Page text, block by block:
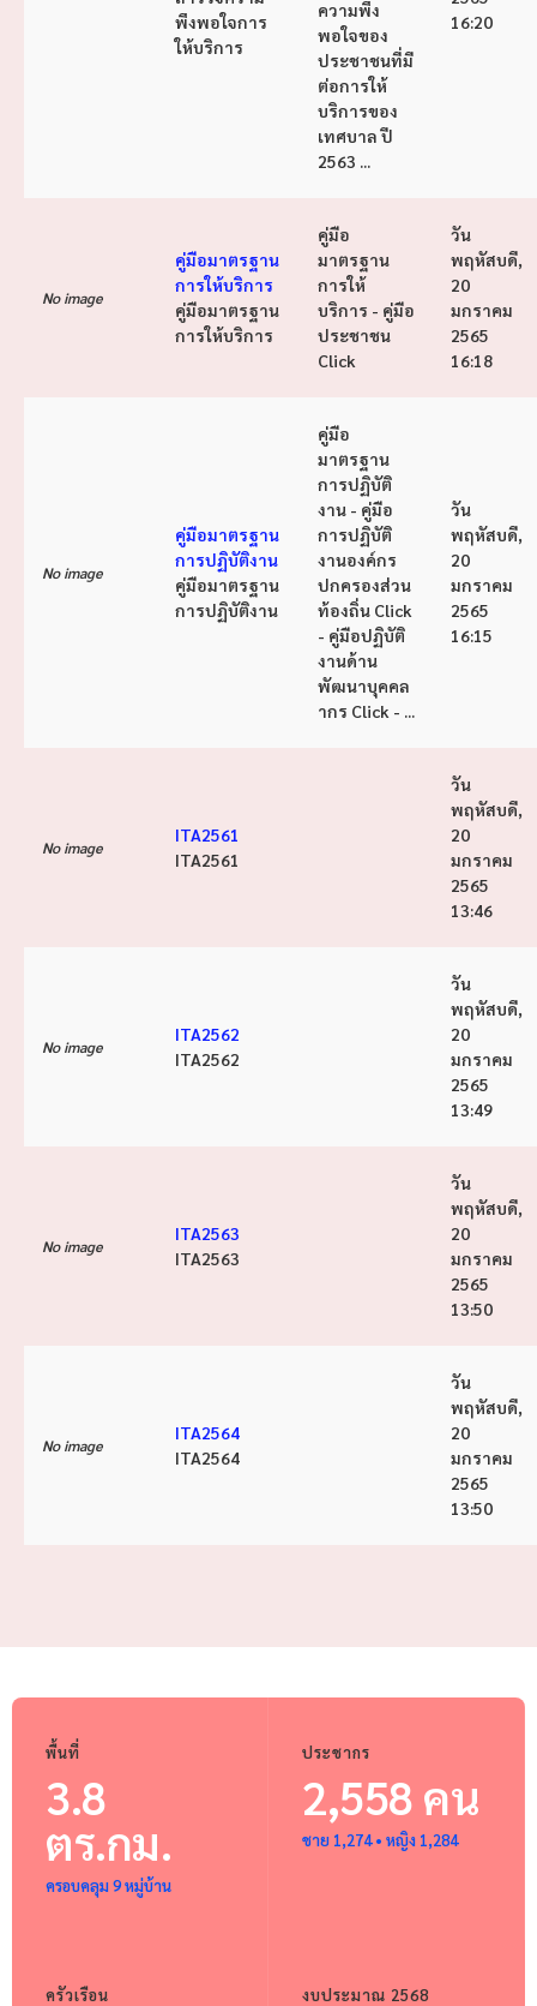
พึงพอใจการ
ให้บริการ
ความพึง
พอใจของ
ประชาชนที่มี
ต่อการให้
บริการของ
เทศบาล ปี
2563 ...
16:20
No image
คู่มือมาตรฐาน
การให้บริการ
คู่มือมาตรฐาน
การให้บริการ
คู่มือ
มาตรฐาน
การให้
บริการ - คู่มือ
ประชาชน
Click ​
วัน
พฤหัสบดี,
20
มกราคม
2565
16:18
No image
คู่มือมาตรฐาน
การปฏิบัติงาน
คู่มือมาตรฐาน
การปฏิบัติงาน
คู่มือ
มาตรฐาน
การปฏิบัติ
งาน - คู่มือ
การปฏิบัติ
งานองค์กร
ปกครองส่วน
ท้องถิ่น Click
- คู่มือปฏิบัติ
งานด้าน
พัฒนาบุคคล
ากร Click - ...
วัน
พฤหัสบดี,
20
มกราคม
2565
16:15
No image
ITA2561
ITA2561
วัน
พฤหัสบดี,
20
มกราคม
2565
13:46
No image
ITA2562
ITA2562
วัน
พฤหัสบดี,
20
มกราคม
2565
13:49
No image
ITA2563
ITA2563
วัน
พฤหัสบดี,
20
มกราคม
2565
13:50
No image
ITA2564
ITA2564
วัน
พฤหัสบดี,
20
มกราคม
2565
13:50
พื้นที่
3.8
ตร.กม.
ครอบคลุม 9 หมู่บ้าน
ประชากร
2,558 คน
ชาย 1,274 • หญิง 1,284
ครัวเรือน งบประมาณ 2568